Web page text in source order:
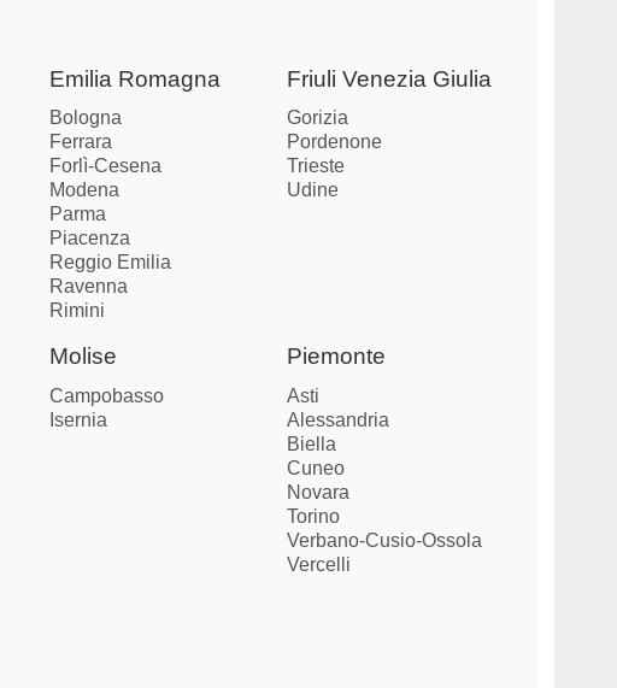
Emilia Romagna
Bologna
Ferrara
Forlì-Cesena
Modena
Parma
Piacenza
Reggio Emilia
Ravenna
Rimini
Friuli Venezia Giulia
Gorizia
Pordenone
Trieste
Udine
Molise
Campobasso
Isernia
Piemonte
Asti
Alessandria
Biella
Cuneo
Novara
Torino
Verbano-Cusio-Ossola
Vercelli